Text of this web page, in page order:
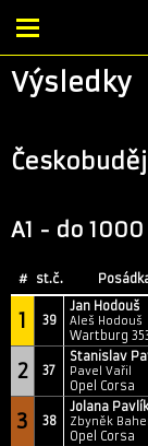
Výsledky
A1 - do
# st.č.
1 39
Jan Hodouš
Aleš Hodouš
Wartburg
2 37
Stanislav
Pavel Vařil
Opel Corsa
3 38
Jolana
Zbyněk
Opel Corsa